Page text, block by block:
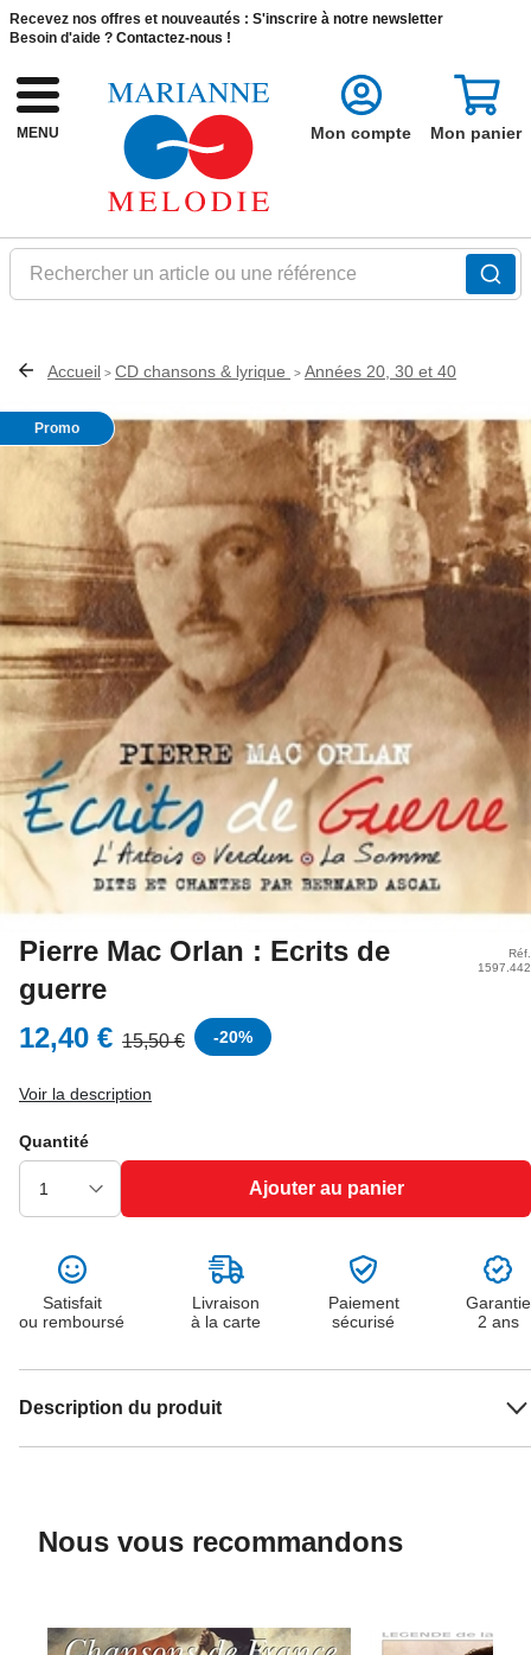
Recevez nos offres et nouveautés : S'inscrire à notre newsletter
Besoin d'aide ? Contactez-nous !
MENU
Rechercher un article ou une référence
Mon compte Mon panier
Accueil > CD chansons & lyrique > Années 20, 30 et 40
Promo
Pierre Mac Orlan : Ecrits de
guerre
Réf.
1597.442
12,40 € 15,50 € -20%
Voir la description
Quantité
Ajouter au panier
Satisfait
ou remboursé
Livraison
à la carte
Paiement
sécurisé
Garantie
2 ans
Description du produit
Nous vous recommandons